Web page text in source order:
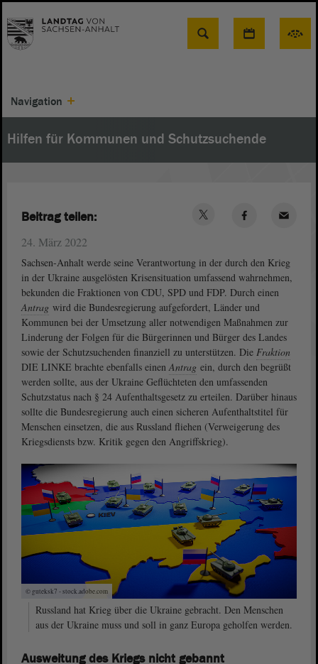
Suche
Navigation
Hilfen für Kommunen und Schutzsuchende
24. März 2022
Sachsen-Anhalt werde seine Verantwortung in der durch den Krieg
in der Ukraine ausgelösten Krisensituation umfassend wahrnehmen,
bekunden die Fraktionen von CDU, SPD und FDP. Durch einen
Antrag wird die Bundesregierung aufgefordert, Länder und
Kommunen bei der Umsetzung aller notwendigen Maßnahmen zur
Linderung der Folgen für die Bürgerinnen und Bürger des Landes
sowie der Schutzsuchenden finanziell zu unterstützen. Die Fraktion
DIE LINKE brachte ebenfalls einenAntrag ein, durch den begrüßt
werden sollte, aus der Ukraine Geflüchteten den umfassenden
Schutzstatus nach § 24 Aufenthaltsgesetz zu erteilen. Darüber hinaus
sollte die Bundesregierung auch einen sicheren Aufenthaltstitel für
Menschen einsetzen, die aus Russland fliehen (Verweigerung des
Kriegsdiensts bzw. Kritik gegen den Angriffskrieg).
© guteksk7 - stock.adobe.com
Russland hat Krieg über die Ukraine gebracht. Den Menschen
aus der Ukraine muss und soll in ganz Europa geholfen werden.
Ausweitung des Kriegs nicht gebannt
Beitrag teilen: